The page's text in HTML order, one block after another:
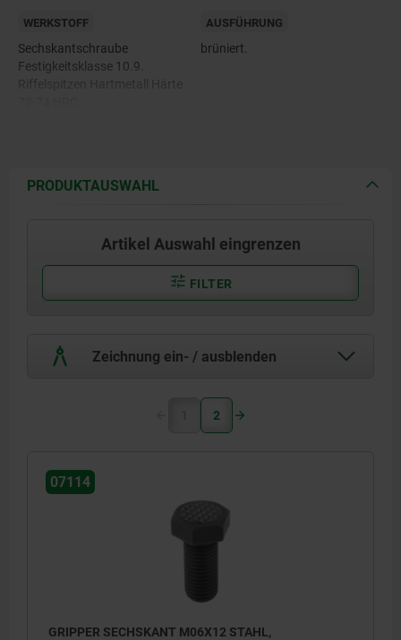
WERKSTOFF
Sechskantschraube
Festigkeitsklasse 10.9.
AUSFÜHRUNG
brüniert.
PRODUKTAUSWAHL
Artikel Auswahl eingrenzen
FILTER
Zeichnung ein- / ausblenden
1 2
07114
GRIPPER SECHSKANT M06X12 STAHL,